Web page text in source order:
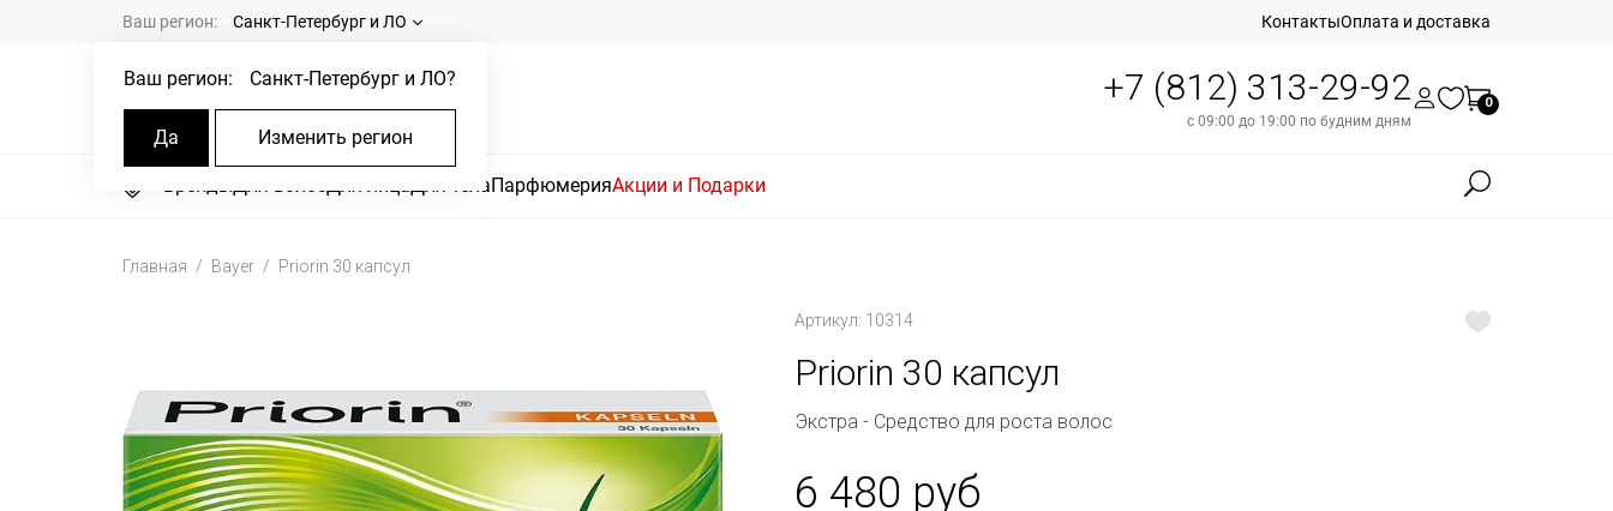
Ваш регион: Санкт-Петербург и ЛО
Ваш регион: Санкт-Петербург и ЛО?
Да Изменить регион
КонтактыОплата и доставка
+7 (812) 313-29-92
с 09:00 до 19:00 по будним дням
0
БрендыДля волосДля лицаДля телаПарфюмерияАкции и Подарки
Главная Bayer Priorin 30 капсул
Артикул: 10314
Priorin 30 капсул
Экстра - Средство для роста волос
6 480 руб